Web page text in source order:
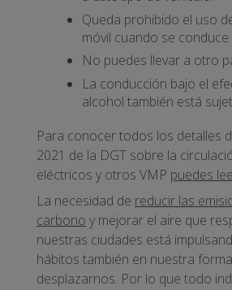
Queda prohibido el uso
móvil cuando se conduce.
No puedes llevar a otro
La conducción bajo el
alcohol también está
Para conocer todos los detalles
2021 de la DGT sobre la
eléctricos y otros VMP puedes
La necesidad de reducir las
carbono y mejorar el aire que
nuestras ciudades está
hábitos también en nuestra
desplazarnos. Por lo que todo